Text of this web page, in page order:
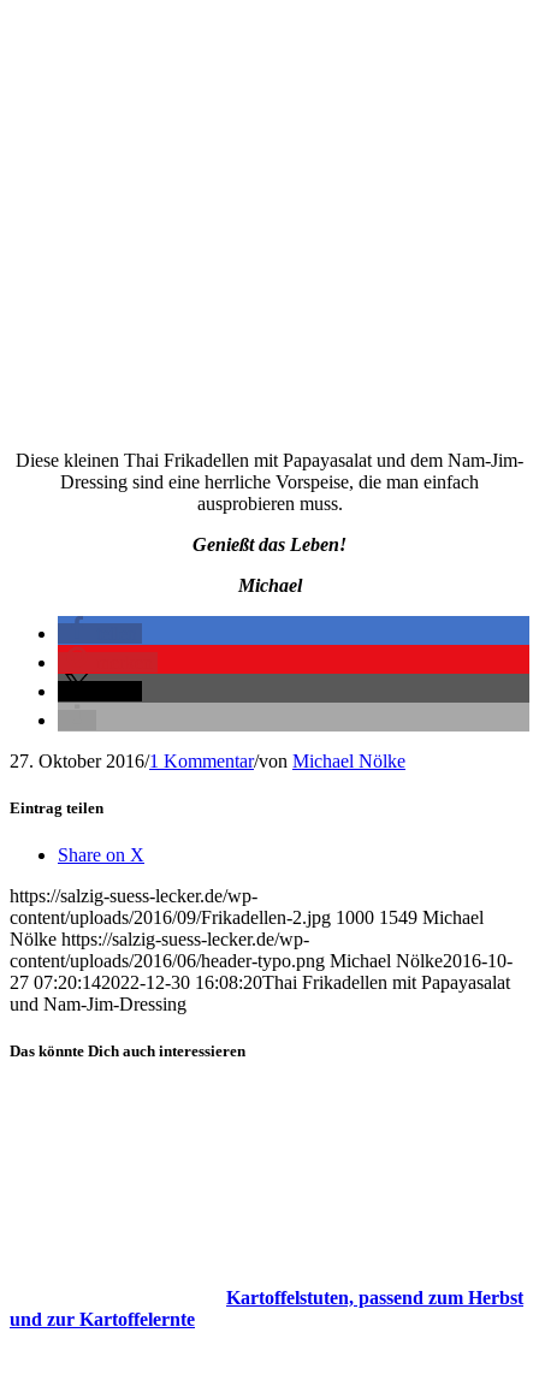
Diese kleinen Thai Frikadellen mit Papayasalat und dem Nam-Jim-
Dressing sind eine herrliche Vorspeise, die man einfach
ausprobieren muss.
Genießt das Leben!
Michael
27. Oktober 2016/1 Kommentar/von Michael Nölke
Eintrag teilen
Share on X
https://salzig-suess-lecker.de/wp-
content/uploads/2016/09/Frikadellen-2.jpg 1000 1549 Michael
Nölke https://salzig-suess-lecker.de/wp-
content/uploads/2016/06/header-typo.png Michael Nölke2016-10-
27 07:20:142022-12-30 16:08:20Thai Frikadellen mit Papayasalat
und Nam-Jim-Dressing
Das könnte Dich auch interessieren
Kartoffelstuten, passend zum Herbst
und zur Kartoffelernte